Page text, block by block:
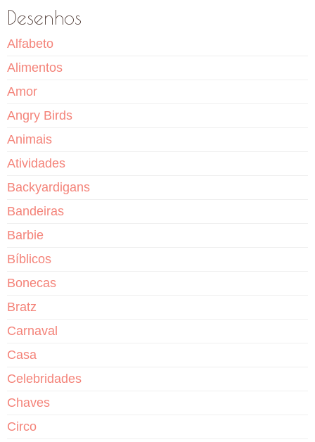
Desenhos
Alfabeto
Alimentos
Amor
Angry Birds
Animais
Atividades
Backyardigans
Bandeiras
Barbie
Bíblicos
Bonecas
Bratz
Carnaval
Casa
Celebridades
Chaves
Circo